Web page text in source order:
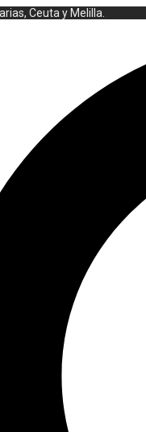
Ceuta y Melilla.